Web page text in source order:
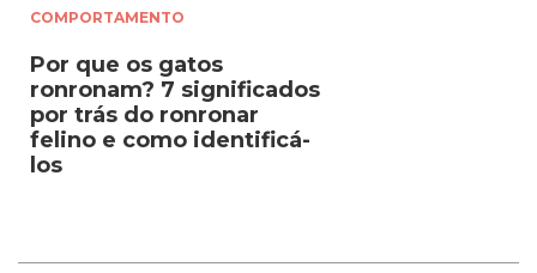
COMPORTAMENTO
Por que os gatos
ronronam? 7 significados
por trás do ronronar
felino e como identificá-
los